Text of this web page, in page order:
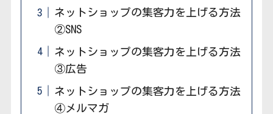
ネットショップの集客力を上げる方法
②SNS
ネットショップの集客力を上げる方法
③広告
ネットショップの集客力を上げる方法
④メルマガ